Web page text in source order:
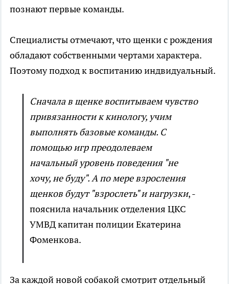
познают первые команды.
Специалисты отмечают, что щенки с рождения
обладают собственными чертами характера.
Поэтому подход к воспитанию индвидуальный.
Сначала в щенке воспитываем чувство
привязанности к кинологу, учим
выполнять базовые команды. С
помощью игр преодолеваем
начальный уровень поведения "не
хочу, не буду". А по мере взросления
щенков будут "взрослеть" и нагрузки, -
пояснила начальник отделения ЦКС
УМВД капитан полиции Екатерина
Фоменкова.
За каждой новой собакой смотрит отдельный